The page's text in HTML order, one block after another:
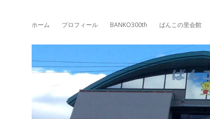
ホーム プロフィール BANKO300th ばんこの里会館